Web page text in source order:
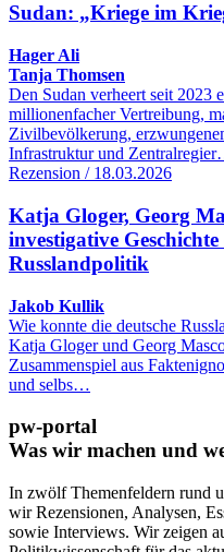
Sudan: „Kriege im
Hager Ali
Tanja Thomsen
Den Sudan verheert seit 2023
millionenfacher Vertreibung,
Zivilbevölkerung,
Infrastruktur und
Rezension / 18.03.2026
Katja Gloger, Georg
investigative
Russlandpolitik
Jakob Kullik
Wie konnte die deutsche
Katja Gloger und Georg
Zusammenspiel aus
und selbs…
pw-portal
Was wir machen und
In zwölf Themenfeldern rund
wir Rezensionen, Analysen,
sowie Interviews. Wir zeigen